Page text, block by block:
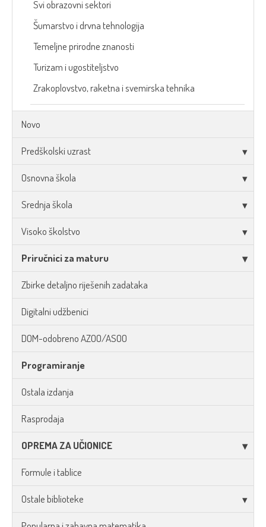
Svi obrazovni sektori
Šumarstvo i drvna tehnologija
Temeljne prirodne znanosti
Turizam i ugostiteljstvo
Zrakoplovstvo, raketna i svemirska tehnika
Novo
Predškolski uzrast
Osnovna škola
Srednja škola
Visoko školstvo
Priručnici za maturu
Zbirke detaljno riješenih zadataka
Digitalni udžbenici
DOM-odobreno AZOO/ASOO
Programiranje
Ostala izdanja
Rasprodaja
OPREMA ZA UČIONICE
Formule i tablice
Ostale biblioteke